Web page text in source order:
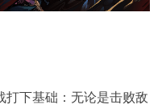
打下基础：无论是击败敌